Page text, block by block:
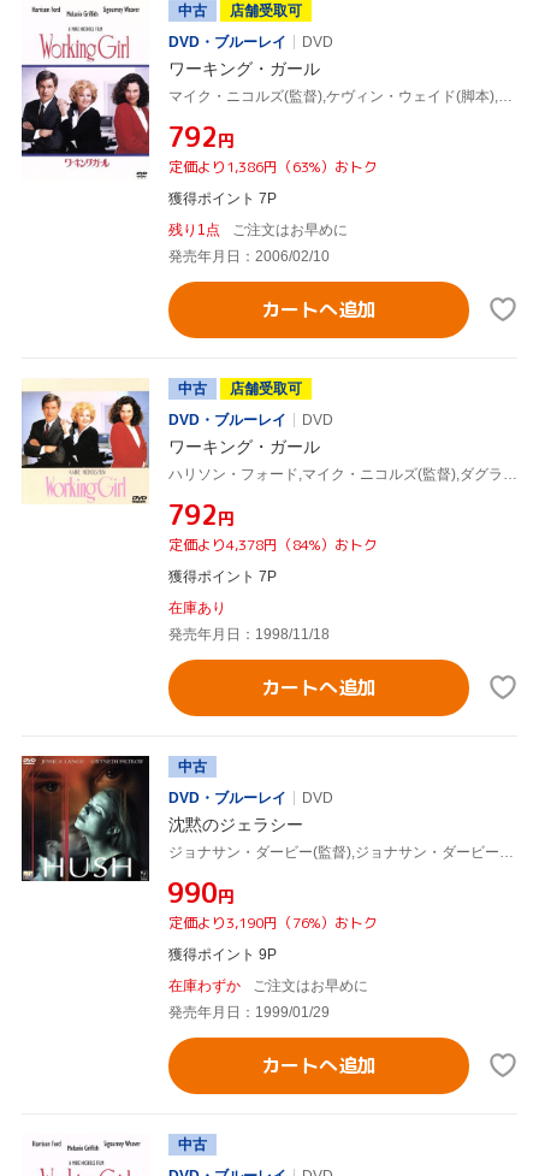
中古
店舗受取可
DVD・ブルーレイ
DVD
ワーキング・ガール
¥792円
定価より1,386円（63%）おトク
獲得ポイント 7P
残り1点
ご注文はお早めに
発売年月日：2006/02/10
カートへ追加
中古
店舗受取可
DVD・ブルーレイ
DVD
ワーキング・ガール
¥792円
定価より4,378円（84%）おトク
獲得ポイント 7P
在庫あり
発売年月日：1998/11/18
カートへ追加
中古
DVD・ブルーレイ
DVD
沈黙のジェラシー
¥990円
定価より3,190円（76%）おトク
獲得ポイント 9P
在庫わずか
ご注文はお早めに
発売年月日：1999/01/29
カートへ追加
中古